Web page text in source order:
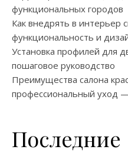
функциональных городов
Как внедрять в интерьер
функциональность и
Установка профилей для
пошаговое руководство
Преимущества салона
профессиональный уход
Последние